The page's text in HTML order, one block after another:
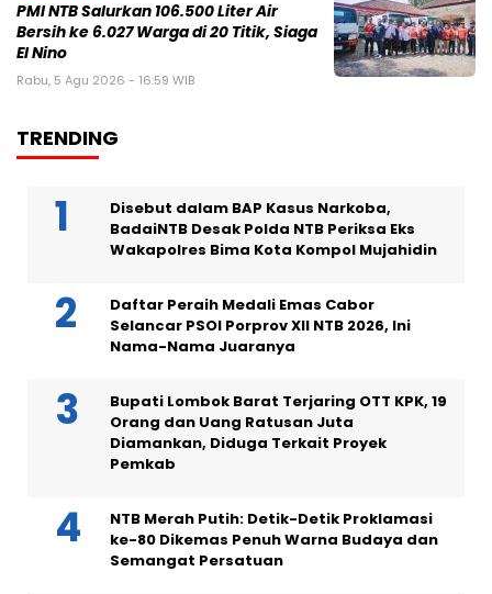
PMI NTB Salurkan 106.500 Liter Air
Bersih ke 6.027 Warga di 20 Titik, Siaga
El Nino
Rabu, 5 Agu 2026 - 16:59 WIB
TRENDING
Disebut dalam BAP Kasus Narkoba,
BadaiNTB Desak Polda NTB Periksa Eks
Wakapolres Bima Kota Kompol Mujahidin
Daftar Peraih Medali Emas Cabor
Selancar PSOI Porprov XII NTB 2026, Ini
Nama-Nama Juaranya
Bupati Lombok Barat Terjaring OTT KPK, 19
Orang dan Uang Ratusan Juta
Diamankan, Diduga Terkait Proyek
Pemkab
NTB Merah Putih: Detik-Detik Proklamasi
ke-80 Dikemas Penuh Warna Budaya dan
Semangat Persatuan